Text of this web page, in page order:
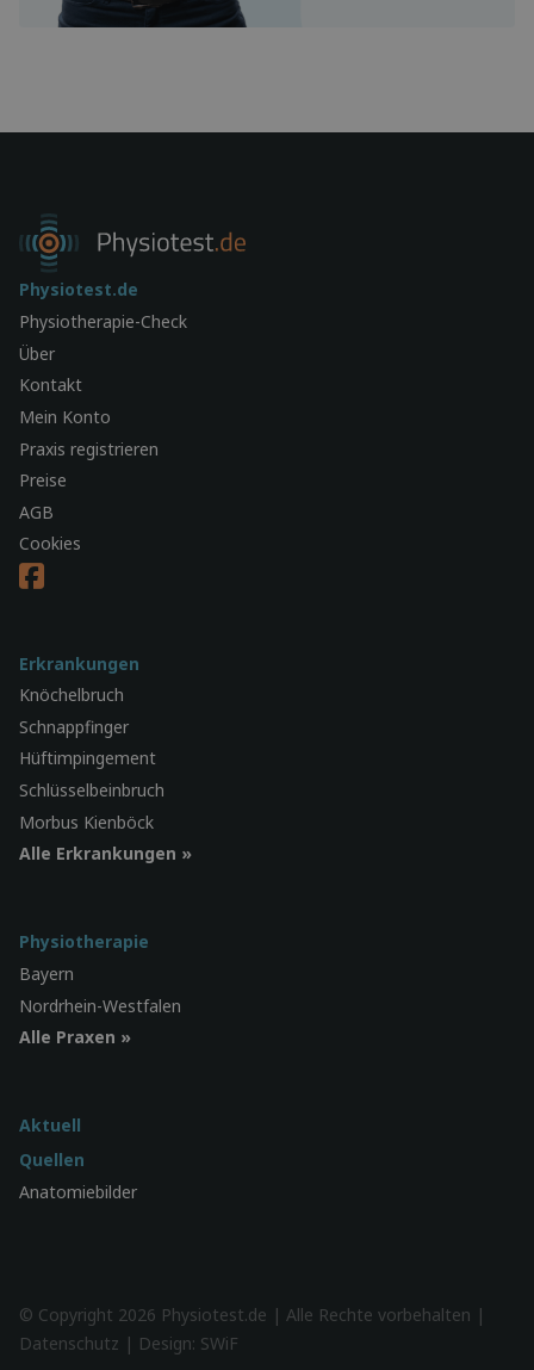
Physiotest.de
Physiotherapie-Check
Über
Kontakt
Mein Konto
Praxis registrieren
Preise
AGB
Cookies
Erkrankungen
Knöchelbruch
Schnappfinger
Hüftimpingement
Schlüsselbeinbruch
Morbus Kienböck
Alle Erkrankungen »
Physiotherapie
Bayern
Nordrhein-Westfalen
Alle Praxen »
Aktuell
Quellen
Anatomiebilder
© Copyright 2026 Physiotest.de | Alle Rechte vorbehalten |
Datenschutz | Design: SWiF